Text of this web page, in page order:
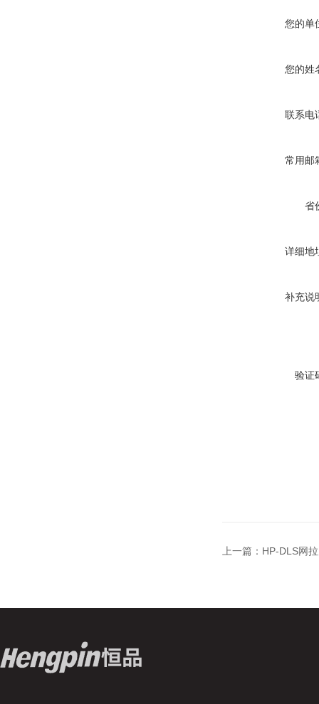
您的单
您的姓
联系电
常用邮
省
详细地
补充说
验证
上一篇： HP-DLS网